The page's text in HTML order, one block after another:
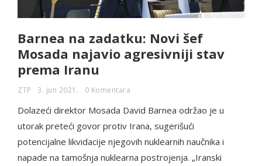
Barnea na zadatku: Novi šef
Mosada najavio agresivniji stav
prema Iranu
ZTP 3. jun 2021. 0 Komentara
Dolazeći direktor Mosada David Barnea održao je u
utorak preteći govor protiv Irana, sugerišući
potencijalne likvidacije njegovih nuklearnih naučnika i
napade na tamošnja nuklearna postrojenja. „Iranski